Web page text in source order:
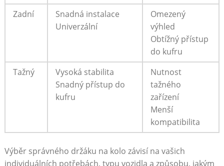
Zadní
Snadná instalace
Univerzální
Omezený
výhled
Obtížný přístup
do kufru
Tažný
Vysoká stabilita
Snadný přístup‍ do
kufru
Nutnost
‍tažného
‍zařízení
Menší
kompatibilita
Výběr správného držáku​ na⁢ kolo závisí na vašich
⁣individuálních potřebách, typu ​vozidla⁢ a způsobu, jakým⁤